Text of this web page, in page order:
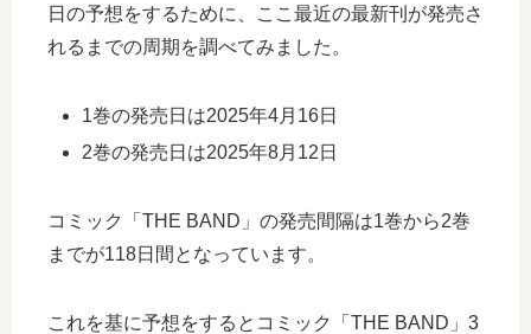
日の予想をするために、ここ最近の最新刊が発売さ
れるまでの周期を調べてみました。
1巻の発売日は2025年4月16日
2巻の発売日は2025年8月12日
コミック「THE BAND」の発売間隔は1巻から2巻
までが118日間となっています。
これを基に予想をするとコミック「THE BAND」3